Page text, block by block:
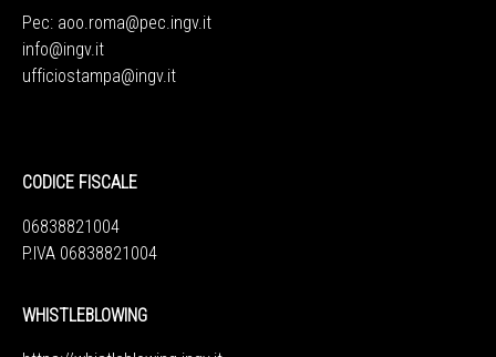
Pec: aoo.roma@pec.ingv.it
info@ingv.it
ufficiostampa@ingv.it
CODICE FISCALE
06838821004
P.IVA 06838821004
WHISTLEBLOWING